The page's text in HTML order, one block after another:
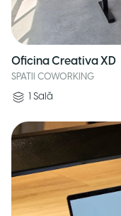
Oficina Creativa XD
SPATII COWORKING
1 Sală